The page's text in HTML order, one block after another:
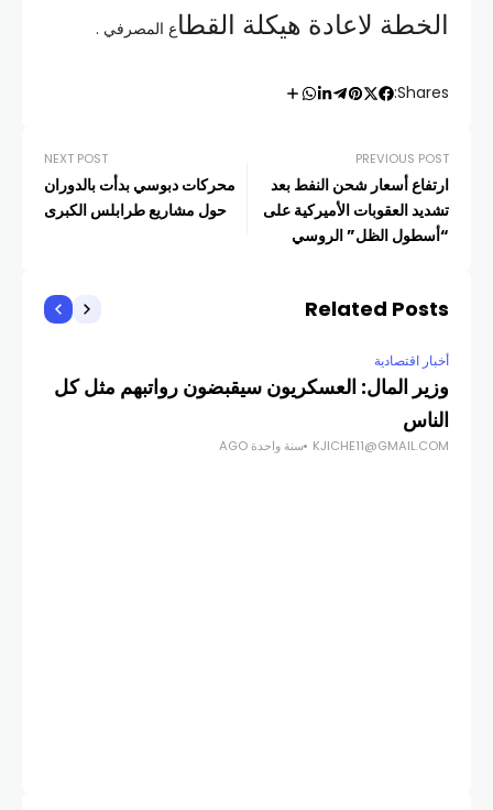
الخطة لاعادة هيكلة القطاع المصرفي .
Shares:
PREVIOUS POST
ارتفاع أسعار شحن النفط بعد
تشديد العقوبات الأميركية على
“أسطول الظل” الروسي
NEXT POST
محركات دبوسي بدأت بالدوران
حول مشاريع طرابلس الكبرى
Related Posts
أخبار اقتصادية
وزير المال: العسكريون سيقبضون رواتبهم مثل كل
الناس
KJICHE11@GMAIL.COM سنة واحدة AGO